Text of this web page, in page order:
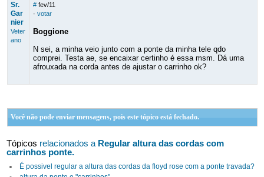
Sr.
Gar
nier
Veter
ano
# fev/11
· votar
Boggione
N sei, a minha veio junto com a ponte da minha tele qdo
comprei. Testa ae, se encaixar certinho é essa msm. Dá uma
afrouxada na corda antes de ajustar o carrinho ok?
Você não pode enviar mensagens, pois este tópico está fechado.
Tópicos relacionados a Regular altura das cordas com
carrinhos ponte.
É possivel regular a altura das cordas da floyd rose com a ponte travada?